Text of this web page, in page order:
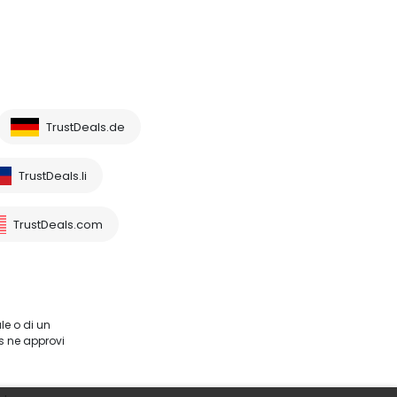
TrustDeals.de
TrustDeals.li
TrustDeals.com
o di un
ne approvi